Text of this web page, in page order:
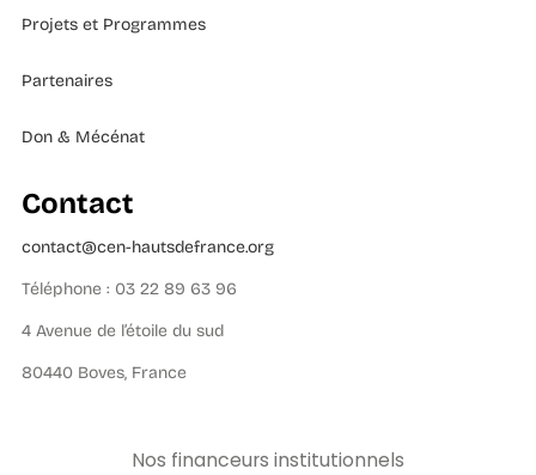
Projets et Programmes
Partenaires
Don & Mécénat
Contact
contact@cen-hautsdefrance.org
Téléphone : 03 22 89 63 96
4 Avenue de l’étoile du sud
80440 Boves, France
Nos financeurs institutionnels